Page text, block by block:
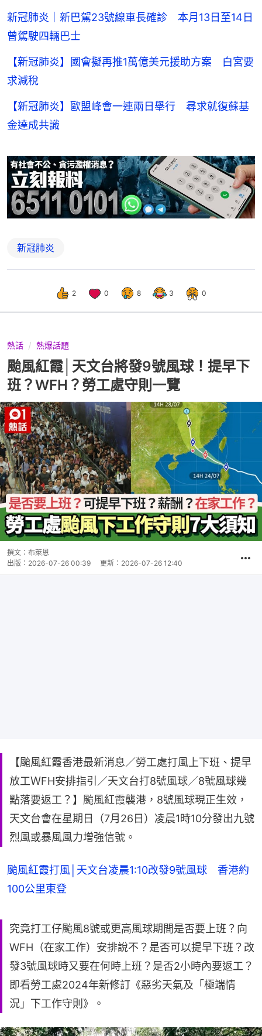
新冠肺炎｜新巴駕23號線車長確診 本月13日至14日
曾駕駛四輛巴士
【新冠肺炎】國會擬再推1萬億美元援助方案 白宮要
求減稅
【新冠肺炎】歐盟峰會一連兩日舉行 尋求就復蘇基
金達成共識
新冠肺炎
2 0 8 3 0
熱話 熱爆話題
颱風紅霞│天文台將發9號風球！提早下
班？WFH？勞工處守則一覽
撰文： 布萊恩
出版： 2026-07-26 00:39 更新： 2026-07-26 12:40
【颱風紅霞香港最新消息／勞工處打風上下班、提早
放工ＷFH安排指引／天文台打8號風球／8號風球幾
點落要返工？】颱風紅霞襲港，8號風球現正生效，
天文台會在星期日（7月26日）凌晨1時10分發出九號
烈風或暴風風力增強信號。
颱風紅霞打風│天文台凌晨1:10改發9號風球 香港約
100公里東登
究竟打工仔颱風8號或更高風球期間是否要上班？向
WFH（在家工作）安排說不？是否可以提早下班？改
發3號風球時又要在何時上班？是否2小時內要返工？
即看勞工處2024年新修訂《惡劣天氣及「極端情
況」下工作守則》。